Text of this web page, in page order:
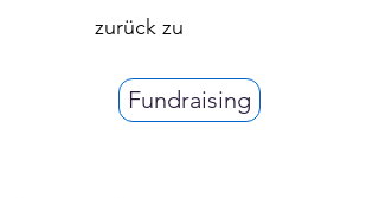
zurück zu
Fundraising